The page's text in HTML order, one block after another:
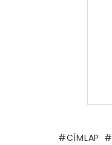
CÍMLAP